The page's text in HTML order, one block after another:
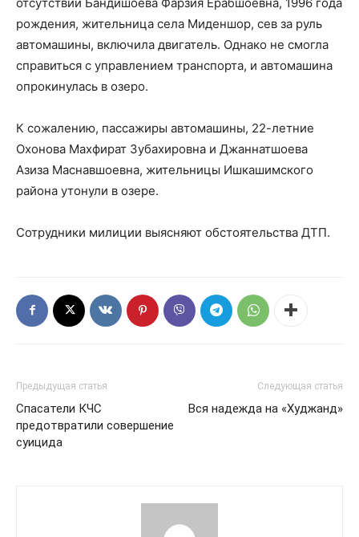
рождения, жительница села Миденшор, сев за руль
автомашины, включила двигатель. Однако не смогла
справиться с управлением транспорта, и автомашина
опрокинулась в озеро.
К сожалению, пассажиры автомашины, 22-летние
Охонова Махфират Зубахировна и Джаннатшоева
Азиза Маснавшоевна, жительницы Ишкашимского
района утонули в озере.
Сотрудники милиции выясняют обстоятельства ДТП.
Предыдущая статья
Спасатели КЧС
предотвратили совершение
суицида
Следующая статья
Вся надежда на «Худжанд»